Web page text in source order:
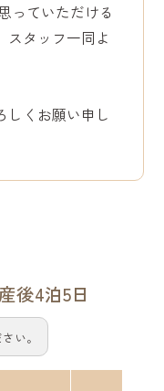
っていただける
スタッフ一同よ
しくお願い申し
後4泊5日
い。